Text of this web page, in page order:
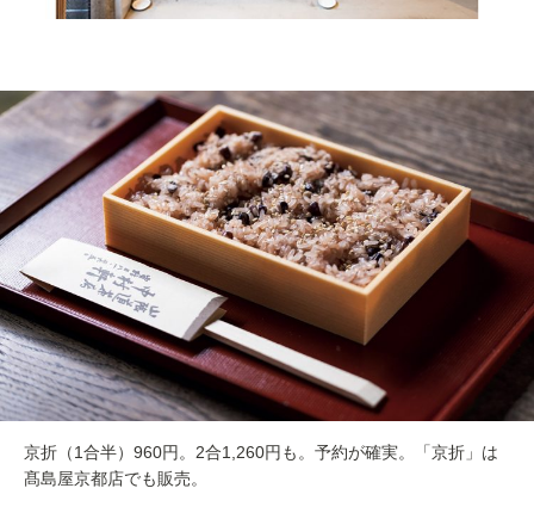
京折（1合半）960円。2合1,260円も。予約が確実。「京折」は
髙島屋京都店でも販売。